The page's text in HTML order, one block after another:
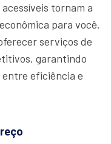
tornam a
para você.
serviços de
garantindo
entre eficiência e